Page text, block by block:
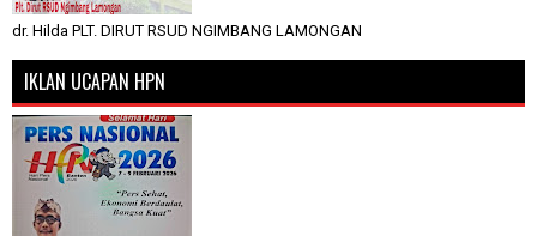
dr. Hilda PLT. DIRUT RSUD NGIMBANG LAMONGAN
IKLAN UCAPAN HPN